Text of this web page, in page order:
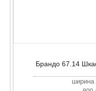
Брандо 67.14
ширина